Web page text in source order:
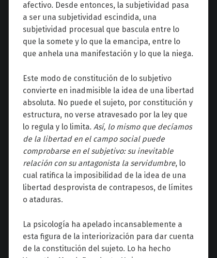
afectivo. Desde entonces, la subjetividad pasa
a ser una subjetividad escindida, una
subjetividad procesual que bascula entre lo
que la somete y lo que la emancipa, entre lo
que anhela una manifestación y lo que la niega.
Este modo de constitución de lo subjetivo
convierte en inadmisible la idea de una libertad
absoluta. No puede el sujeto, por constitución y
estructura, no verse atravesado por la ley que
lo regula y lo limita. Así, lo mismo que decíamos
de la libertad en el campo social puede
comprobarse en el subjetivo: su inevitable
relación con su antagonista la servidumbre, lo
cual ratifica la imposibilidad de la idea de una
libertad desprovista de contrapesos, de límites
o ataduras.
La psicología ha apelado incansablemente a
esta figura de la interiorización para dar cuenta
de la constitución del sujeto. Lo ha hecho